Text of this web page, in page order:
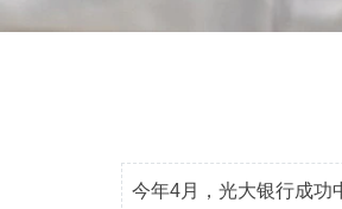
今年4月，光大银行成功